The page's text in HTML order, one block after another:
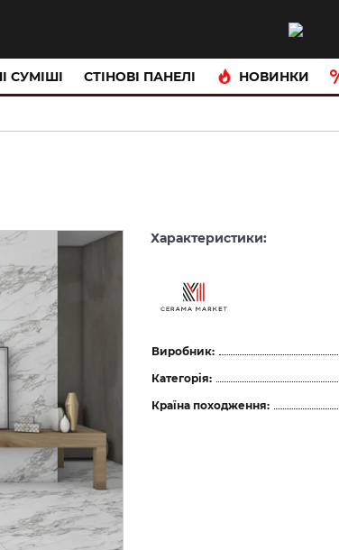
СУМІШІ CТІНОВІ ПАНЕЛІ НОВИНКИ
Характеристики:
Виробник:
Категорія:
Країна походження: